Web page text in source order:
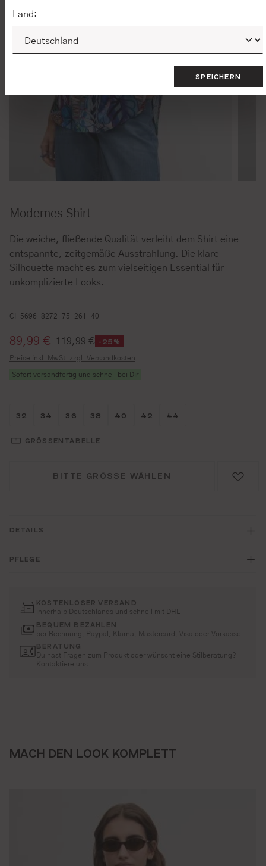
Modernes Shirt
Die weiche, fließende Qualität verleiht dem Shirt eine
entspannte, zeitgemäße Ausstrahlung. Die klare
Silhouette macht es zum vielseitigen Essential für
unkomplizierte Looks.
CI-5696-8272-75-261-40
Verkaufspreis:
89,99 € 119,99 € -25%
Preise inkl. MwSt. zzgl. Versandkosten
Sofort versandfertig und schnell bei Dir
Größe wählen
32 Größe wählen
34 Größe wählen
36 Größe wählen
38 Größe wählen
40 Größe wählen
42 Größe wählen
44
GRÖSSENTABELLE
BITTE GRÖSSE WÄHLEN
DETAILS
PFLEGE
KOSTENLOSER VERSAND
innerhalb Deutschlands und schnell mit DHL
BEQUEM BEZAHLEN
per Rechnung, Paypal, Klarna, Mastercard, Visa oder Vorkasse
BERATUNG
Du hast Fragen zum Produkt oder wünscht eine Stilberatung?
Kontaktiere uns
MACH DEN LOOK KOMPLETT
Land:
SPEICHERN